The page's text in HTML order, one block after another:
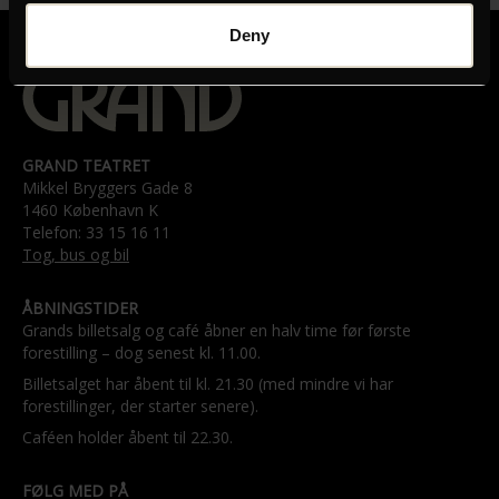
Deny
GRAND TEATRET
Mikkel Bryggers Gade 8
1460 København K
Telefon: 33 15 16 11
Tog, bus og bil
ÅBNINGSTIDER
Grands billetsalg og café åbner en halv time før første
forestilling – dog senest kl. 11.00.
Billetsalget har åbent til kl. 21.30 (med mindre vi har
forestillinger, der starter senere).
Caféen holder åbent til 22.30.
FØLG MED PÅ